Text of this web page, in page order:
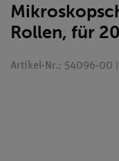
Rollen, für
Artikel-Nr.: 54096-00 |